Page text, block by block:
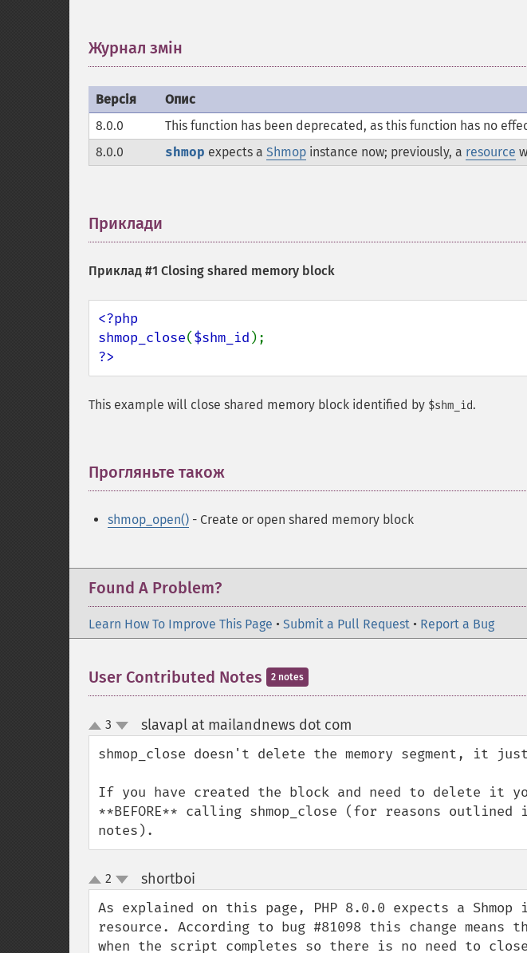
Журнал змін
Версія
Опис
8.0.0
This function has been deprecated, as this function has no
8.0.0
shmop expects a Shmop instance now; previously, a resource
Приклади
Приклад #1 Closing shared memory block
<?php
shmop_close($shm_id
?>
This example will close shared memory block identified by $shm_id.
Прогляньте також
shmop_open() - Create or open shared memory block
Found A Problem?
Learn How To Improve This Page • Submit a Pull Request • Report a Bug
User Contributed Notes 2 notes
up
down
3 slavapl at mailandnews dot com
shmop_close doesn't delete the memory segment, it
If you have created the block and need to delete it
**BEFORE** calling shmop_close (for reasons outlined
notes).
up
down
2 shortboi
As explained on this page, PHP 8.0.0 expects a
resource. According to bug #81098 this change
when the script completes so there is no need to